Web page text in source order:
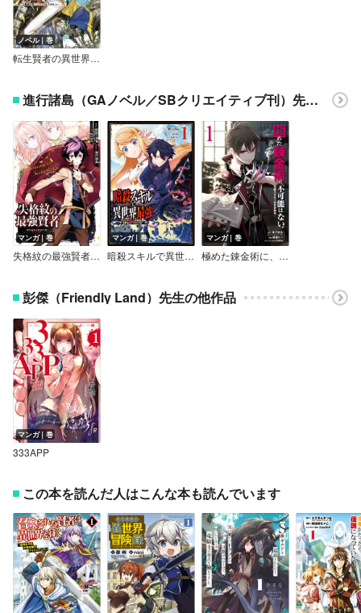
ノベル｜巻
転生賢者の異世界ライフ
進行諸島（GAノベル／SBクリエイティブ刊）先生の他作品
マンガ｜巻
失格紋の最強賢者 ～世界最強の賢者が更に強くなるために転生しました～【特典付き】
マンガ｜巻
暗殺スキルで異世界最強 ～錬金術と暗殺術を極めた俺は、世界を陰から支配する～【デジタル版限定特典付き】
マンガ｜巻
極めた錬金術に、不可能はない。 ～万能スキルで異世界無双～【デジタル版限定特典付き】
彭傑（Friendly Land）先生の他作品
マンガ｜巻
333APP
この本を読んだ人はこんな本も読んでいます